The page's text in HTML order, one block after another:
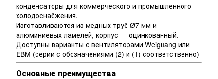
конденсаторы для коммерческого и промышленного
холодоснабжения.
Изготавливаются из медных труб Ø7 мм и
алюминиевых ламелей, корпус — оцинкованный.
Доступны варианты с вентиляторами Weiguang или
EBM (серии с обозначениями (2) и (1) соответственно).
Основные преимущества